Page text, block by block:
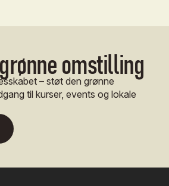
omstilling
– støt den grønne
til kurser, events og lokale